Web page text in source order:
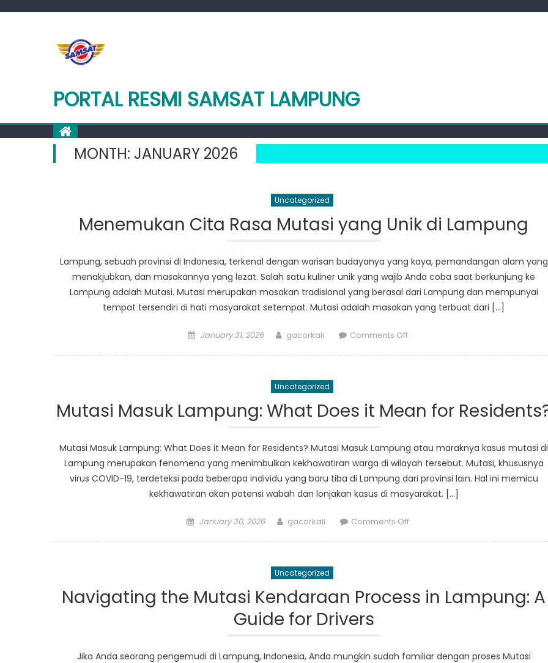
PORTAL RESMI SAMSAT LAMPUNG
MONTH: JANUARY 2026
Uncategorized
Menemukan Cita Rasa Mutasi yang Unik di Lampung
Lampung, sebuah provinsi di Indonesia, terkenal dengan warisan budayanya yang kaya, pemandangan alam yang
menakjubkan, dan masakannya yang lezat. Salah satu kuliner unik yang wajib Anda coba saat berkunjung ke
Lampung adalah Mutasi. Mutasi merupakan masakan tradisional yang berasal dari Lampung dan mempunyai
tempat tersendiri di hati masyarakat setempat. Mutasi adalah masakan yang terbuat dari […]
Posted
January 31, 2026 Author
gacorkali Comments Offon
yang
Unik
Lampung
Uncategorized
Mutasi Masuk Lampung: What Does it Mean for
Mutasi Masuk Lampung: What Does it Mean for Residents? Mutasi Masuk Lampung atau maraknya kasus mutasi di
Lampung merupakan fenomena yang menimbulkan kekhawatiran warga di wilayah tersebut. Mutasi, khususnya
virus COVID-19, terdeteksi pada beberapa individu yang baru tiba di Lampung dari provinsi lain. Hal ini memicu
kekhawatiran akan potensi wabah dan lonjakan kasus di masyarakat. […]
Posted
January 30, 2026 Author
gacorkali Comments Offon
Does
it
Uncategorized
Navigating the Mutasi Kendaraan Process in Lampung: A
Guide for Drivers
Jika Anda seorang pengemudi di Lampung, Indonesia, Anda mungkin sudah familiar dengan proses Mutasi